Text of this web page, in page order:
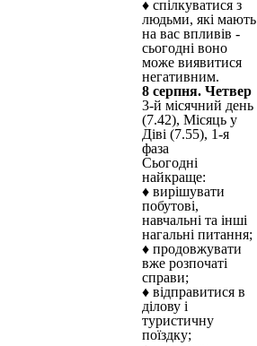
♦ спілкуватися з
людьми, які мають
на вас впливів -
сьогодні воно
може виявитися
негативним.
8 серпня. Четвер
3-й місячний день
(7.42), Місяць у
Діві (7.55), 1-я
фаза
Сьогодні
найкраще:
♦ вирішувати
побутові,
навчальні та інші
нагальні питання;
♦ продовжувати
вже розпочаті
справи;
♦ відправитися в
ділову і
туристичну
поїздку;